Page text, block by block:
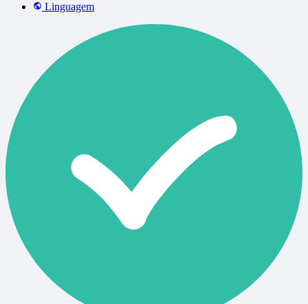
Linguagem